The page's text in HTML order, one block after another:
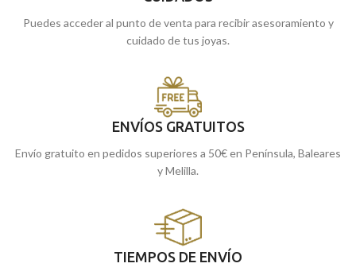
Puedes acceder al punto de venta para recibir asesoramiento y
cuidado de tus joyas.
ENVÍOS GRATUITOS
Envío gratuito en pedidos superiores a 50€ en Península, Baleares
y Melilla.
TIEMPOS DE ENVÍO